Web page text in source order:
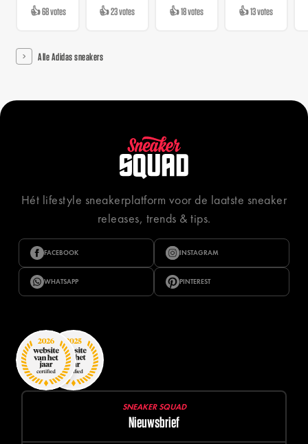
👍 68 votes 👍 23 votes 👍 18 votes 👍 13 votes
Alle Adidas sneakers
Hét lifestyle sneakerplatform voor de laatste sneaker
releases, trends & tips.
FACEBOOK INSTAGRAM
WHATSAPP PINTEREST
SNEAKER SQUAD
Nieuwsbrief